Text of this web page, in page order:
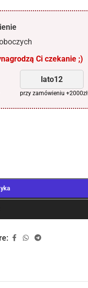
Ci czekanie ;)
lato12
przy zamówieniu +2000zł